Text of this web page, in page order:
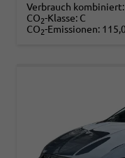
Verbrauch kombiniert:
CO2-Klasse: C
CO2-Emissionen: